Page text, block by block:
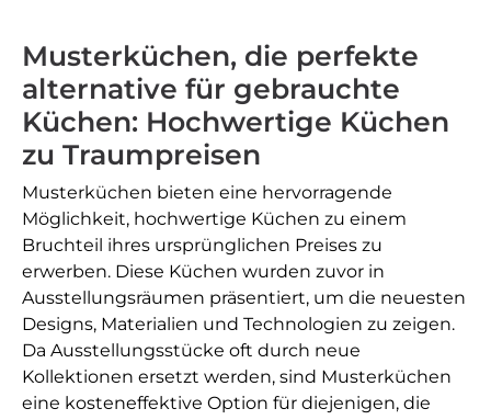
Musterküchen, die perfekte
alternative für gebrauchte
Küchen: Hochwertige Küchen
zu Traumpreisen
Musterküchen bieten eine hervorragende
Möglichkeit, hochwertige Küchen zu einem
Bruchteil ihres ursprünglichen Preises zu
erwerben. Diese Küchen wurden zuvor in
Ausstellungsräumen präsentiert, um die neuesten
Designs, Materialien und Technologien zu zeigen.
Da Ausstellungsstücke oft durch neue
Kollektionen ersetzt werden, sind Musterküchen
eine kosteneffektive Option für diejenigen, die